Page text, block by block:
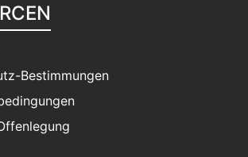
Bestimmungen